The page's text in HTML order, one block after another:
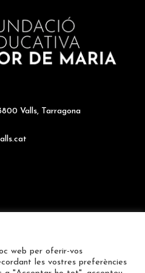
Valls, Tarragona
web per oferir-vos
les vostres preferències